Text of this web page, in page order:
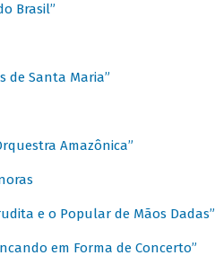
Brasil”
de Santa Maria”
Amazônica”
e o Popular de Mãos Dadas”
em Forma de Concerto”